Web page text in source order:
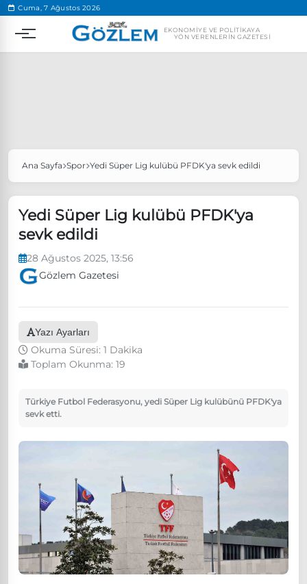
Cuma, 7 Ağustos 2026
EKONOMIYE VE POLITIKAYA
YÖN VERENLERIN GAZETESI
Popüler Aramalar
Özgür Özel, Ekrem İmamoğlu’nu ziyaret edecek
Ünlü çift bir etkinliğe daha katılmama kararı aldı
Boykot
Ana Sayfa Spor Yedi Süper Lig kulübü PFDK'ya sevk edildi
Yedi Süper Lig kulübü PFDK'ya
sevk edildi
28 Ağustos 2025, 13:56
Gözlem Gazetesi
Yazı Ayarları
Okuma Süresi: 1 Dakika
Toplam Okunma: 19
Türkiye Futbol Federasyonu, yedi Süper Lig kulübünü PFDK'ya
sevk etti.